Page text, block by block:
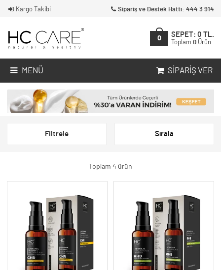
Kargo Takibi Sipariş ve Destek Hattı: 444 3 914
0
SEPET: 0 TL.
Toplam 0 Ürün
MENÜ SIPARIŞ VER
Filtrele Sırala
Toplam 4 ürün